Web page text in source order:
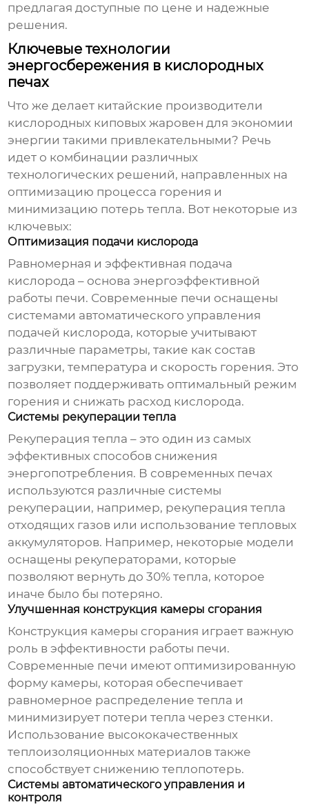
предлагая доступные по цене и надежные
решения.
Ключевые технологии
энергосбережения в кислородных
печах
Что же делает китайские производители
кислородных киповых жаровен для экономии
энергии такими привлекательными? Речь
идет о комбинации различных
технологических решений, направленных на
оптимизацию процесса горения и
минимизацию потерь тепла. Вот некоторые из
ключевых:
Оптимизация подачи кислорода
Равномерная и эффективная подача
кислорода – основа энергоэффективной
работы печи. Современные печи оснащены
системами автоматического управления
подачей кислорода, которые учитывают
различные параметры, такие как состав
загрузки, температура и скорость горения. Это
позволяет поддерживать оптимальный режим
горения и снижать расход кислорода.
Системы рекуперации тепла
Рекуперация тепла – это один из самых
эффективных способов снижения
энергопотребления. В современных печах
используются различные системы
рекуперации, например, рекуперация тепла
отходящих газов или использование тепловых
аккумуляторов. Например, некоторые модели
оснащены рекуператорами, которые
позволяют вернуть до 30% тепла, которое
иначе было бы потеряно.
Улучшенная конструкция камеры сгорания
Конструкция камеры сгорания играет важную
роль в эффективности работы печи.
Современные печи имеют оптимизированную
форму камеры, которая обеспечивает
равномерное распределение тепла и
минимизирует потери тепла через стенки.
Использование высококачественных
теплоизоляционных материалов также
способствует снижению теплопотерь.
Системы автоматического управления и
контроля